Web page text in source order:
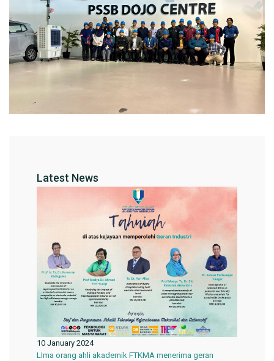
Latest News
10 January 2024
LIma orang ahli akademik FTKMA menerima geran